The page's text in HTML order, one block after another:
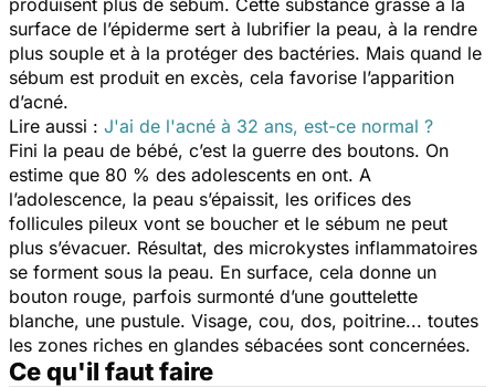
surface de l’épiderme sert à lubrifier la peau, à la rendre
plus souple et à la protéger des bactéries. Mais quand le
sébum est produit en excès, cela favorise l’apparition
d’acné.
Lire aussi : J'ai de l'acné à 32 ans, est-ce normal ?
Fini la peau de bébé, c’est la guerre des boutons. On
estime que 80 % des adolescents en ont. A
l’adolescence, la peau s’épaissit, les orifices des
follicules pileux vont se boucher et le sébum ne peut
plus s’évacuer. Résultat, des microkystes inflammatoires
se forment sous la peau. En surface, cela donne un
bouton rouge, parfois surmonté d’une gouttelette
blanche, une pustule. Visage, cou, dos, poitrine... toutes
les zones riches en glandes sébacées sont concernées.
Ce qu'il faut faire